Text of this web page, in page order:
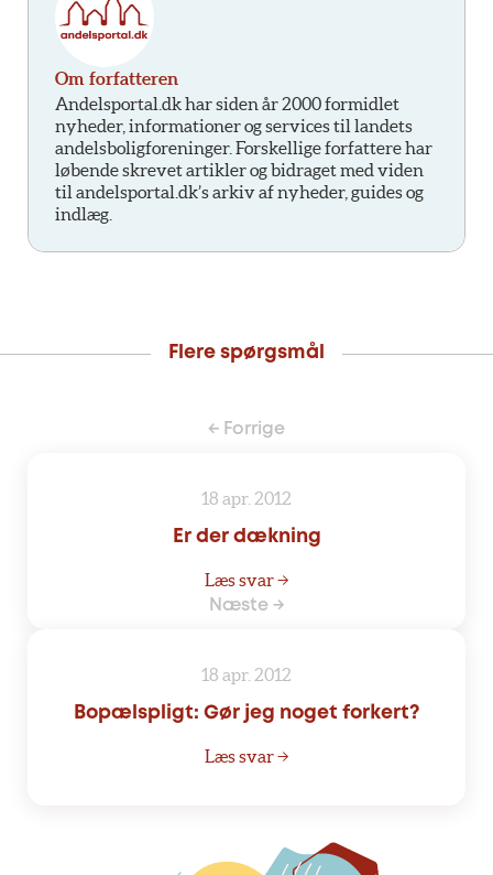
Om forfatteren
Andelsportal.dk har siden år 2000 formidlet
nyheder, informationer og services til landets
andelsboligforeninger. Forskellige forfattere har
løbende skrevet artikler og bidraget med viden
til andelsportal.dk’s arkiv af nyheder, guides og
indlæg.
Flere spørgsmål
← Forrige
18 apr. 2012
Er der dækning
Læs svar →
Næste →
18 apr. 2012
Bopælspligt: Gør jeg noget forkert?
Læs svar →